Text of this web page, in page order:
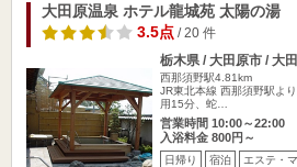
大田原温泉 ホテル龍城苑 太陽の湯
3.5点/ 20 件
栃木県 / 大田原市 / 大
西那須野駅4.81km
JR東北本線 西那須野駅よ
用15分、蛇…
営業時間 10:00～22:00
入浴料金 800円～
日帰り 宿泊 エステ・